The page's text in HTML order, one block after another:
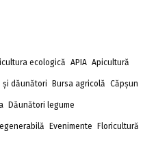
ecologică APIA Apicultură
și dăunători Bursa agricolă Căpșun
Dăunători legume
Evenimente Floricultură